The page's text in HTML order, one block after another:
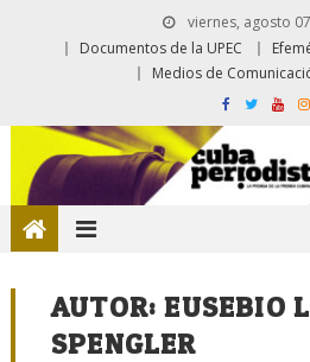
viernes, agosto
Documentos de la UPEC
Medios de
AUTOR:EUSEBIO
SPENGLER